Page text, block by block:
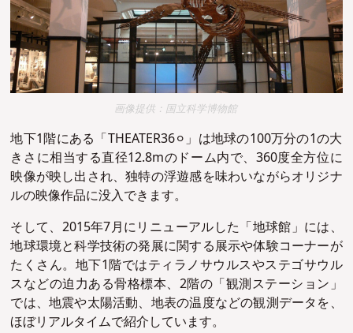
画像提供：国立科学博物館
地下1階にある「THEATER36⚪︎」は地球の100万分の1の大
きさに相当する直径12.8mのドーム内で、360度全方位に
映像が映し出され、独特の浮遊感を味わいながらオリジナ
ルの映像作品に没入できます。
そして、2015年7月にリニューアルした「地球館」には、
地球環境と科学技術の発展に関する展示や体験コーナーが
たくさん。地下1階ではティラノサウルスやステゴサウル
スなどの迫力ある骨格標本、2階の「観測ステーション」
では、地震や太陽活動、地表の温度などの観測データを、
ほぼリアルタイムで紹介しています。